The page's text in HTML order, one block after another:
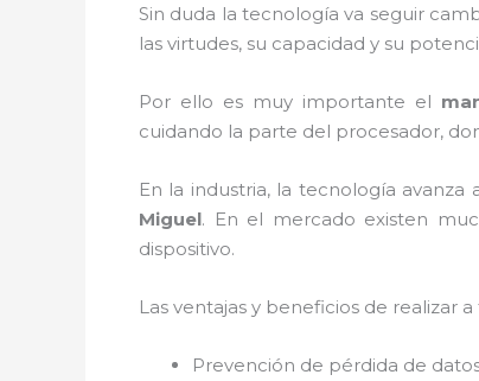
Sin duda la tecnología va seguir
las virtudes, su capacidad y su
Por ello es muy importante el
cuidando la parte del procesador,
En la industria, la tecnología avanza
Miguel. En el mercado existen
dispositivo.
Las ventajas y beneficios de realizar
Prevención de pérdida de